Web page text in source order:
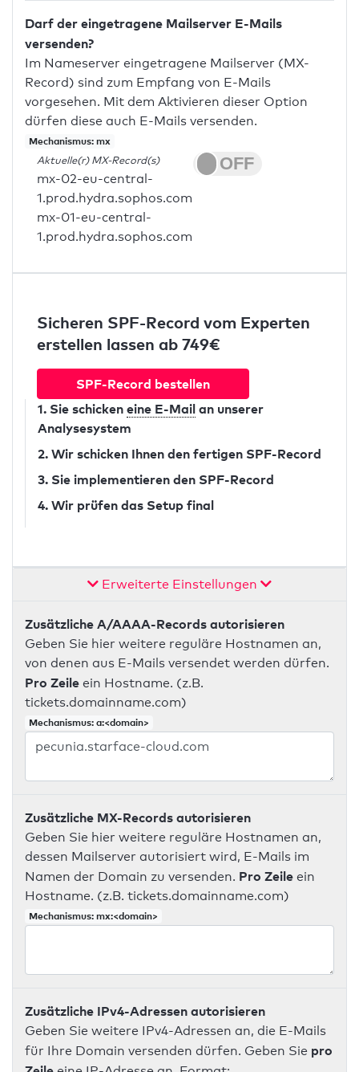
Darf der eingetragene Mailserver E-Mails
versenden?
Im Nameserver eingetragene Mailserver (MX-
Record) sind zum Empfang von E-Mails
vorgesehen. Mit dem Aktivieren dieser Option
dürfen diese auch E-Mails versenden.
Mechanismus: mx
Aktuelle(r) MX-Record(s)
mx-02-eu-central-
1.prod.hydra.sophos.com
mx-01-eu-central-
1.prod.hydra.sophos.com
Sicheren SPF-Record vom Experten
erstellen lassen ab 749€
SPF-Record bestellen
1. Sie schicken eine E-Mail an unserer
Analysesystem
2. Wir schicken Ihnen den fertigen SPF-Record
3. Sie implementieren den SPF-Record
4. Wir prüfen das Setup final
Erweiterte Einstellungen
Zusätzliche A/AAAA-Records autorisieren
Geben Sie hier weitere reguläre Hostnamen an,
von denen aus E-Mails versendet werden dürfen.
Pro Zeile ein Hostname. (z.B.
tickets.domainname.com)
Mechanismus: a:<domain>
Zusätzliche MX-Records autorisieren
Geben Sie hier weitere reguläre Hostnamen an,
dessen Mailserver autorisiert wird, E-Mails im
Namen der Domain zu versenden. Pro Zeile ein
Hostname. (z.B. tickets.domainname.com)
Mechanismus: mx:<domain>
Zusätzliche IPv4-Adressen autorisieren
Geben Sie weitere IPv4-Adressen an, die E-Mails
für Ihre Domain versenden dürfen. Geben Sie pro